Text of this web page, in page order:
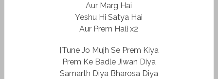
Aur Marg Hai
Yeshu Hi Satya Hai
Aur Prem Hai} x2
{Tune Jo Mujh Se Prem Kiya
Prem Ke Badle Jiwan Diya
Samarth Diya Bharosa Diya